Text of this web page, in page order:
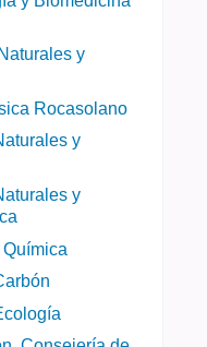
y
Rocasolano
y
y
Química